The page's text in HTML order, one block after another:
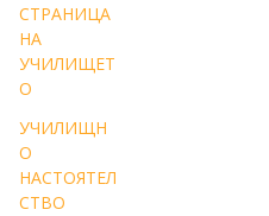
СТРАНИЦА
НА
УЧИЛИЩЕТ
О
УЧИЛИЩН
О
НАСТОЯТЕЛ
СТВО